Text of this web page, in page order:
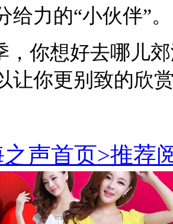
给力的“小伙伴”。
，你想好去哪儿
让你更别致的欣
声首页>推荐